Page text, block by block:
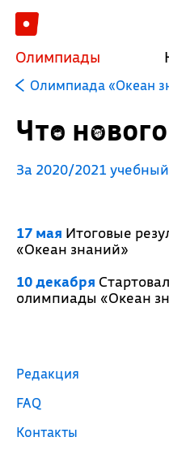
Олимпиады
Олимпиада «Океан
Что нового
За 2020/2021
17 мая Итоговые
«Океан знаний»
10 декабря
олимпиады «Океан
Редакция
FAQ
Контакты